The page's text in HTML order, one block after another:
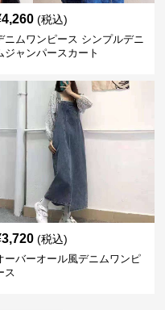
4,260 (税込)
ニムワンピース シンプルデニ
ジャンパースカート
3,720 (税込)
ーバーオール風デニムワンピ
ス